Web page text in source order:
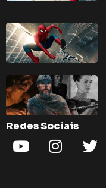
Redes Sociais